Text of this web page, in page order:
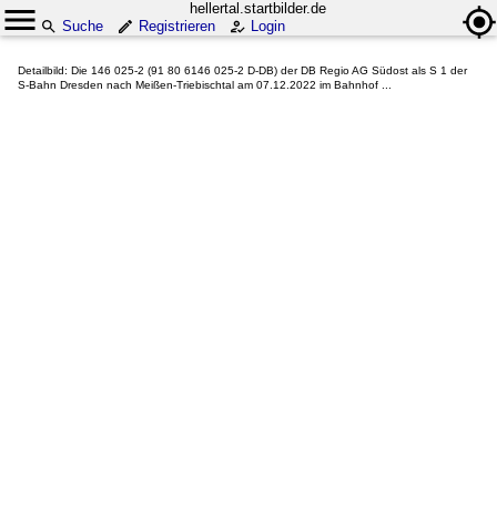
hellertal.startbilder.de
Suche
Registrieren Login
Detailbild: Die 146 025-2 (91 80 6146 025-2 D-DB) der DB Regio AG Südost als S 1 der
S-Bahn Dresden nach Meißen-Triebischtal am 07.12.2022 im Bahnhof ...